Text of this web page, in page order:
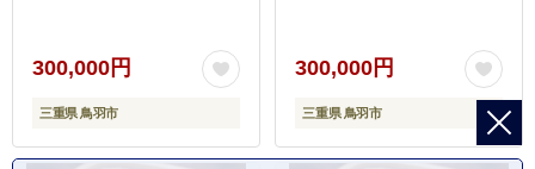
300,000円
三重県 鳥羽市
300,000円
三重県 鳥羽市